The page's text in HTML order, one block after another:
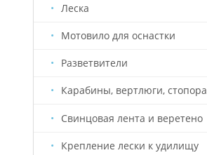
Леска
Мотовило для оснастки
Разветвители
Карабины, вертлюги, стопора
Свинцовая лента и веретено
Крепление лески к удилищу